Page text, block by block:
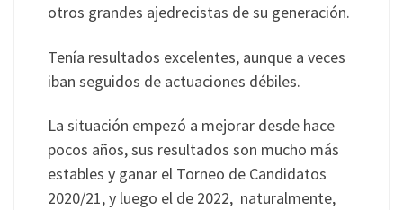
otros grandes ajedrecistas de su generación.
Tenía resultados excelentes, aunque a veces
iban seguidos de actuaciones débiles.
La situación empezó a mejorar desde hace
pocos años, sus resultados son mucho más
estables y ganar el Torneo de Candidatos
2020/21, y luego el de 2022, naturalmente,